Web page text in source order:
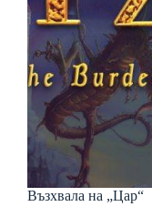
Възхвала на „Цар“